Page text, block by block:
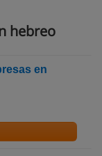
hebreo
en